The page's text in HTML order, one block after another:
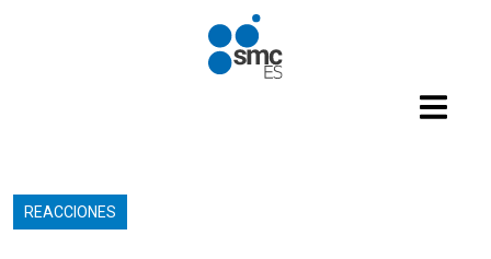
Pasar al contenido principal
REACCIONES